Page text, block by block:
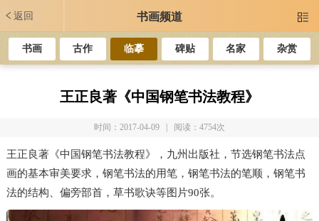
返回 书画频道 
书画 古作 临摹 碑贴 名家 杂赏
王正良著《中国钢笔书法教程》
时间：2017-04-09 | 阅读：4754次
王正良著《中国钢笔书法教程》，九州出版社，节选钢笔书法点
画的基本审美要求，钢笔书法的用笔，钢笔书法的笔顺，钢笔书
法的结构、偏旁部首，草书歌诀等图片90张。